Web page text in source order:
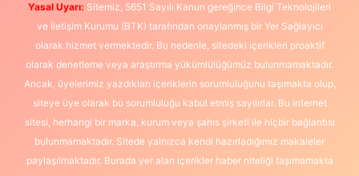
Yasal Uyarı: Sitemiz, 5651 Sayılı Kanun gereğince Bilgi Teknolojileri
ve İletişim Kurumu (BTK) tarafından onaylanmış bir Yer Sağlayıcı
olarak hizmet vermektedir. Bu nedenle, sitedeki içerikleri proaktif
olarak denetleme veya araştırma yükümlülüğümüz bulunmamaktadır.
Ancak, üyelerimiz yazdıkları içeriklerin sorumluluğunu taşımakta olup,
siteye üye olarak bu sorumluluğu kabul etmiş sayılırlar. Bu internet
sitesi, herhangi bir marka, kurum veya şahıs şirketi ile hiçbir bağlantısı
bulunmamaktadır. Sitede yalnızca kendi hazırladığımız makaleler
paylaşılmaktadır. Burada yer alan içerikler haber niteliği taşımamakta